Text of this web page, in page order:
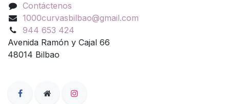
Contáctenos
1000curvasbilbao@gmail.com
944 653 424
Avenida Ramón y Cajal 66
48014 Bilbao